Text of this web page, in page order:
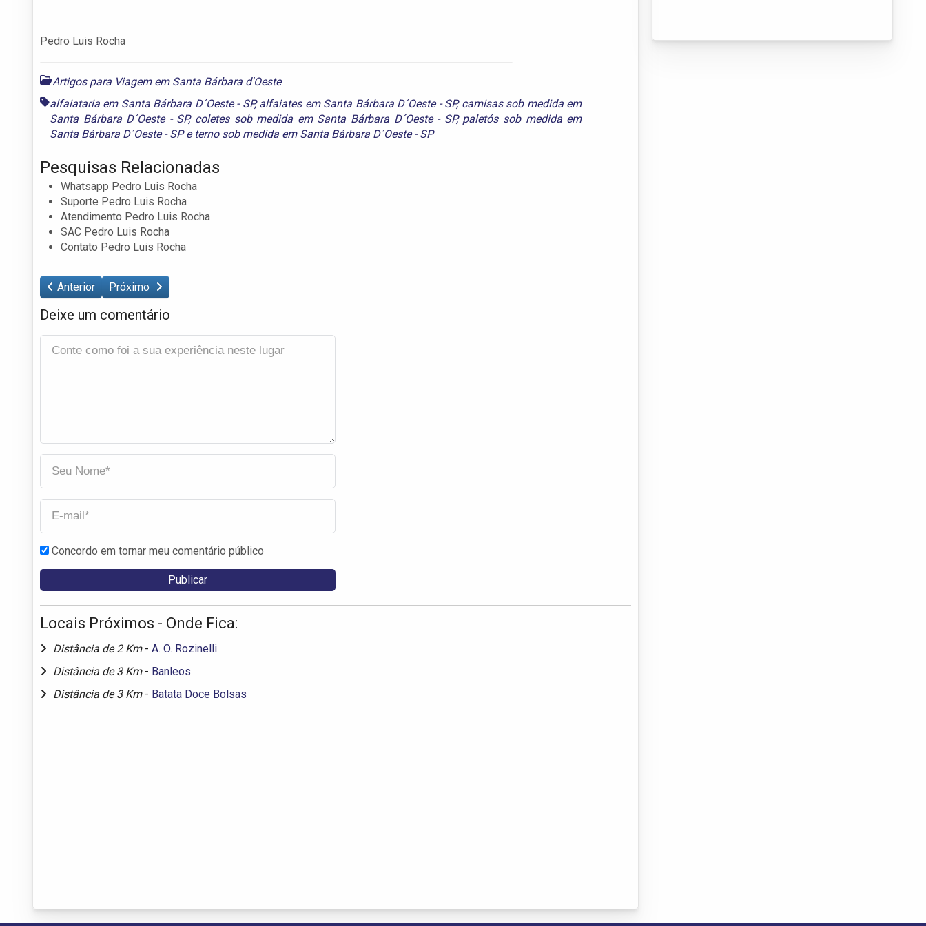
Pedro Luis Rocha
Artigos para Viagem em Santa Bárbara d'Oeste
alfaiataria em Santa Bárbara D´Oeste - SP,alfaiates em Santa Bárbara D´Oeste - SP, camisas sob medida em
Santa Bárbara D´Oeste - SP, coletes sob medida em Santa Bárbara D´Oeste - SP, paletós sob medida em
Santa Bárbara D´Oeste - SPe terno sob medida em Santa Bárbara D´Oeste - SP
Pesquisas Relacionadas
Whatsapp Pedro Luis Rocha
Suporte Pedro Luis Rocha
Atendimento Pedro Luis Rocha
SAC Pedro Luis Rocha
Contato Pedro Luis Rocha
Anterior Próximo
Deixe um comentário
Concordo em tornar meu comentário público
Locais Próximos - Onde Fica:
Distância de 2 Km - A. O. Rozinelli
Distância de 3 Km - Banleos
Distância de 3 Km - Batata Doce Bolsas